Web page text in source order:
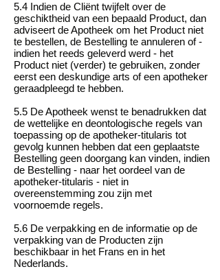
5.4 Indien de Cliënt twijfelt over de
geschiktheid van een bepaald Product, dan
adviseert de Apotheek om het Product niet
te bestellen, de Bestelling te annuleren of -
indien het reeds geleverd werd - het
Product niet (verder) te gebruiken, zonder
eerst een deskundige arts of een apotheker
geraadpleegd te hebben.
5.5 De Apotheek wenst te benadrukken dat
de wettelijke en deontologische regels van
toepassing op de apotheker-titularis tot
gevolg kunnen hebben dat een geplaatste
Bestelling geen doorgang kan vinden, indien
de Bestelling - naar het oordeel van de
apotheker-titularis - niet in
overeenstemming zou zijn met
voornoemde regels.
5.6 De verpakking en de informatie op de
verpakking van de Producten zijn
beschikbaar in het Frans en in het
Nederlands.